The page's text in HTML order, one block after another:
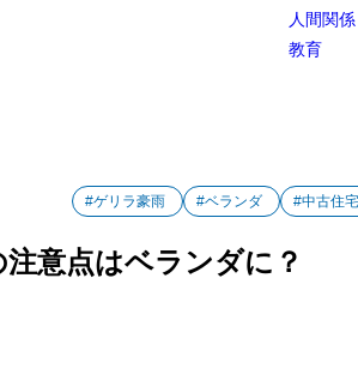
人間関係
教育
#ゲリラ豪雨 #ベランダ #中古住宅
意点はベランダに？